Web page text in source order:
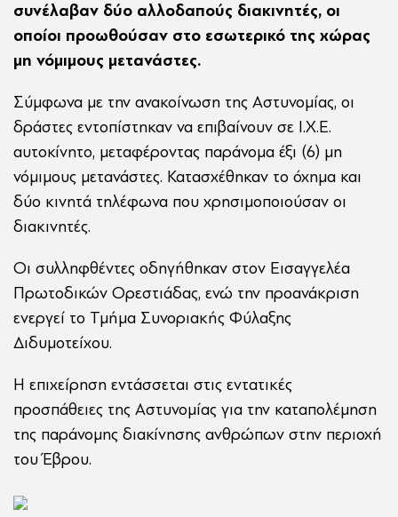
συνέλαβαν δύο αλλοδαπούς διακινητές, οι
οποίοι προωθούσαν στο εσωτερικό της χώρας
μη νόμιμους μετανάστες.
Σύμφωνα με την ανακοίνωση της Αστυνομίας, οι
δράστες εντοπίστηκαν να επιβαίνουν σε Ι.Χ.Ε.
αυτοκίνητο, μεταφέροντας παράνομα έξι (6) μη
νόμιμους μετανάστες. Κατασχέθηκαν το όχημα και
δύο κινητά τηλέφωνα που χρησιμοποιούσαν οι
διακινητές.
Οι συλληφθέντες οδηγήθηκαν στον Εισαγγελέα
Πρωτοδικών Ορεστιάδας, ενώ την προανάκριση
ενεργεί το Τμήμα Συνοριακής Φύλαξης
Διδυμοτείχου.
Η επιχείρηση εντάσσεται στις εντατικές
προσπάθειες της Αστυνομίας για την καταπολέμηση
της παράνομης διακίνησης ανθρώπων στην περιοχή
του Έβρου.